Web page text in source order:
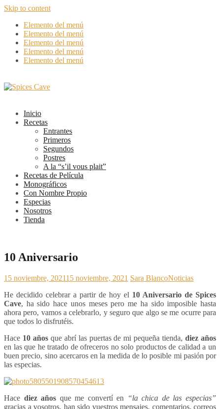
Skip to content
Elemento del menú
Elemento del menú
Elemento del menú
Elemento del menú
Elemento del menú
Inicio
Recetas
Entrantes
Primeros
Segundos
Postres
A la “s’il vous plait”
Recetas de Película
Monográficos
Con Nombre Propio
Especias
Nosotros
Tienda
10 Aniversario
15 noviembre, 202115 noviembre, 2021 Sara BlancoNoticias
He decidido celebrar a partir de hoy el 10 Aniversario de Spices
Cave, ha sido hace unos meses pero me ha sido imposible hasta
ahora pero, vamos a celebrarlo, y seguro que algo se me ocurre para
que todos lo disfrutéis.
Hace 10 añosque abrí las puertas de mi pequeña tienda,diez años
en las que he tratado de ofreceros no solo productos de calidad a un
buen precio, sino acercaros en la medida de lo posible mi pasión por
las especias.
Hace diez años que me convertí en
“la chica de las especias”
gracias a vosotros, han sido vuestros mensajes, comentarios, correos